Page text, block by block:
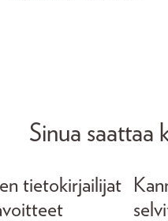
Sinua saattaa
tietokirjailijat